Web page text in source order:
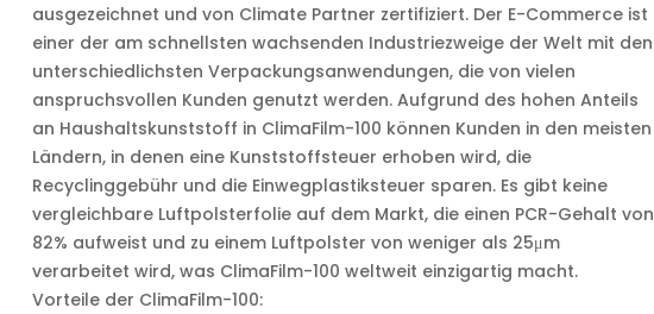
ausgezeichnet und von Climate Partner zertifiziert. Der E-Commerce ist
einer der am schnellsten wachsenden Industriezweige der Welt mit den
unterschiedlichsten Verpackungsanwendungen, die von vielen
anspruchsvollen Kunden genutzt werden. Aufgrund des hohen Anteils
an Haushaltskunststoff in ClimaFilm-100 können Kunden in den meisten
Ländern, in denen eine Kunststoffsteuer erhoben wird, die
Recyclinggebühr und die Einwegplastiksteuer sparen. Es gibt keine
vergleichbare Luftpolsterfolie auf dem Markt, die einen PCR-Gehalt von
82% aufweist und zu einem Luftpolster von weniger als 25μm
verarbeitet wird, was ClimaFilm-100 weltweit einzigartig macht.
Vorteile der ClimaFilm-100: